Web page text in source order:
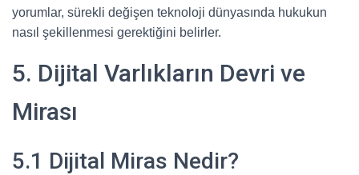
yorumlar, sürekli değişen teknoloji dünyasında hukukun
nasıl şekillenmesi gerektiğini belirler.
5. Dijital Varlıkların Devri ve
Mirası
5.1 Dijital Miras Nedir?